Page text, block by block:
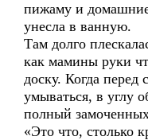
пижаму и домашние
унесла в ванную.
Там долго
как мамины руки
доску. Когда
умываться, в углу
полный
«Это что, столько